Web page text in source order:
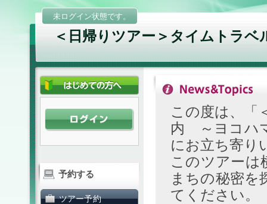
未ログイン状態です。
＜日帰りツアー＞タイムトラベ
予約する
ツアー予約
この度は、「
内 ～ヨコハ
にお立ち寄り
このツアーは
まちの秘密を
てください。